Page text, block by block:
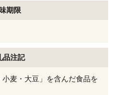
期限
品注記
麦・大豆」を含んだ食品を